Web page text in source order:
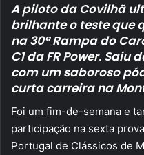
A piloto da Covilhã
brilhante o teste que
na 30ª Rampa do
C1 da FR Power.
com um saboroso
curta carreira na
Foi um fim-de-semana e
participação na sexta
Portugal de Clássicos de